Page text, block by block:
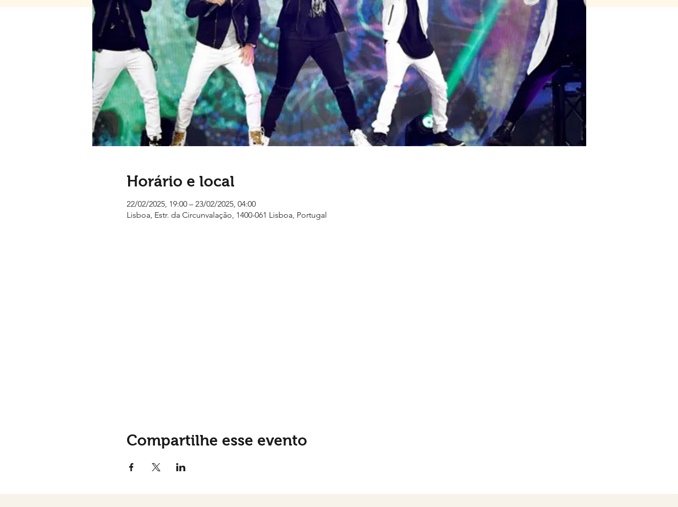
Horário e local
22/02/2025, 19:00 – 23/02/2025, 04:00
Lisboa, Estr. da Circunvalação, 1400-061 Lisboa, Portugal
Compartilhe esse evento